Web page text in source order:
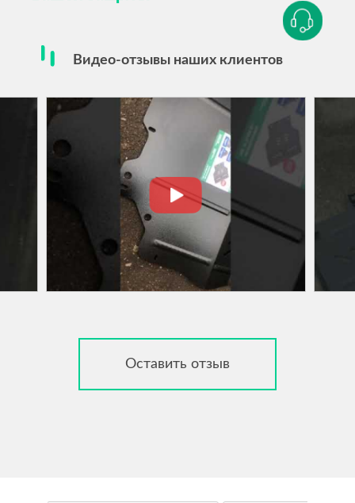
Видео-отзывы наших клиентов
Оставить отзыв